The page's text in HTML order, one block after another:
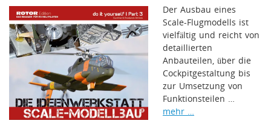
Der Ausbau eines
Scale-Flugmodells ist
vielfältig und reicht von
detaillierten
Anbauteilen, über die
Cockpitgestaltung bis
zur Umsetzung von
Funktionsteilen …
mehr …